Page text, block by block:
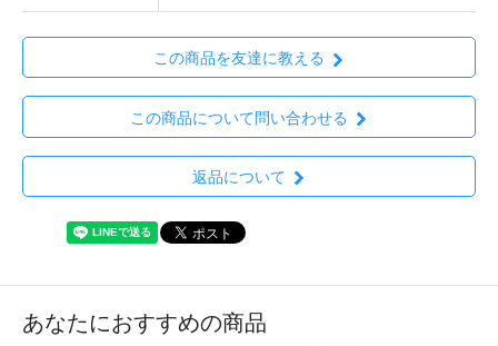
この商品を友達に教える
この商品について問い合わせる
返品について
あなたにおすすめの商品